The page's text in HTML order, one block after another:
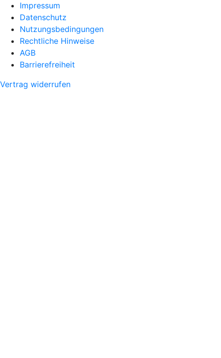
Impressum
Datenschutz
Nutzungsbedingungen
Rechtliche Hinweise
AGB
Barrierefreiheit
Vertrag widerrufen